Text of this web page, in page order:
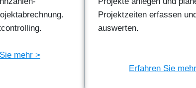
mehr >
Projektzeiten erfassen
auswerten.
Erfahren Sie